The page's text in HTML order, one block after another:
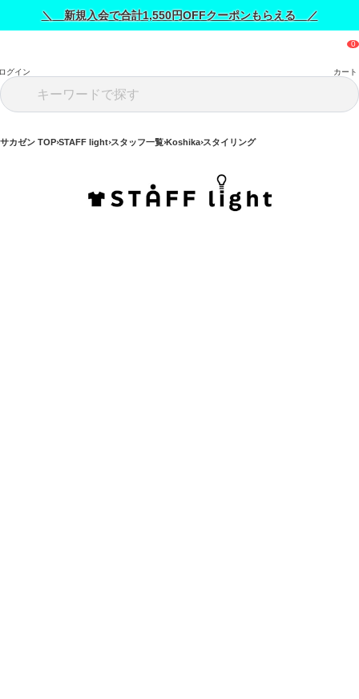
＼ 新規入会で合計1,550円OFFクーポンもらえる ／
グイン カート
サカゼン TOP STAFF light スタッフ一覧 Koshika スタイリング